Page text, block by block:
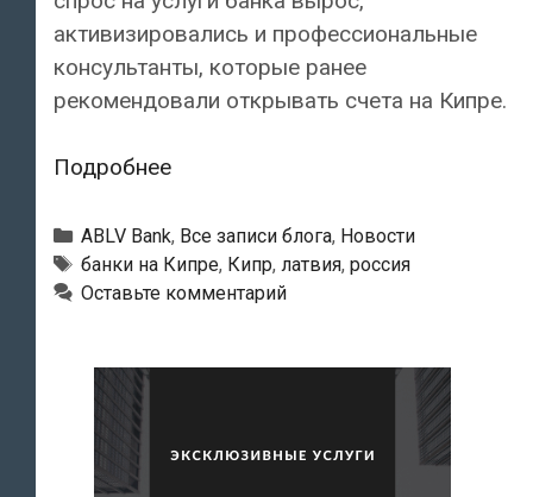
активизировались и профессиональные
консультанты, которые ранее
рекомендовали открывать счета на Кипре.
ПодробнееРастет
нерезидентов
к
услугам
банков
Рубрики
ABLV Bank, Все записи блога, Новости
Тэги
банки на Кипре, Кипр, латвия, россия
Оставьте комментарий